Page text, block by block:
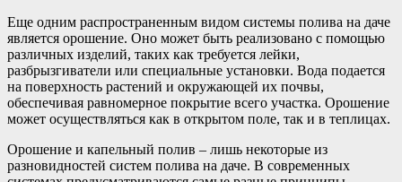
Еще одним распространенным видом системы полива на даче
является орошение. Оно может быть реализовано с помощью
различных изделий, таких как требуется лейки,
разбрызгиватели или специальные установки. Вода подается
на поверхность растений и окружающей их почвы,
обеспечивая равномерное покрытие всего участка. Орошение
может осуществляться как в открытом поле, так и в теплицах.
Орошение и капельный полив – лишь некоторые из
разновидностей систем полива на даче. В современных